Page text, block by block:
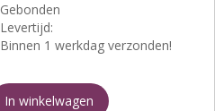
Gebonden
Levertijd:
Binnen 1 werkdag verzonden!
In winkelwagen